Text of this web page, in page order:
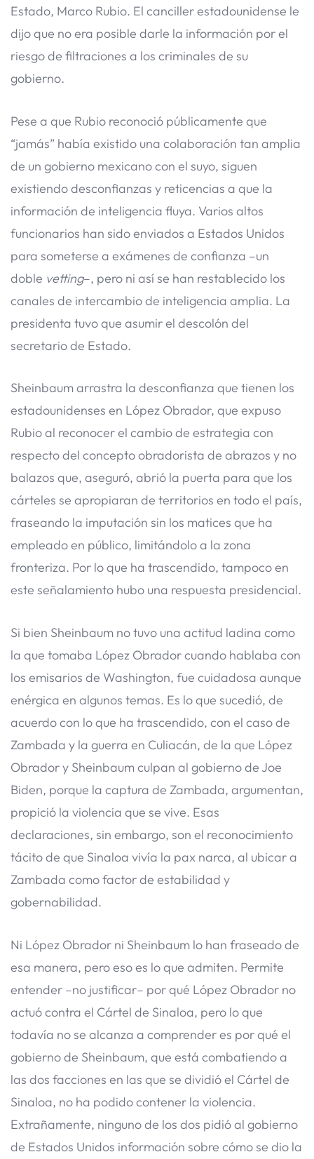
Estado, Marco Rubio. El canciller estadounidense le
dijo que no era posible darle la información por el
riesgo de filtraciones a los criminales de su
gobierno.
Pese a que Rubio reconoció públicamente que
“jamás” había existido una colaboración tan amplia
de un gobierno mexicano con el suyo, siguen
existiendo desconfianzas y reticencias a que la
información de inteligencia fluya. Varios altos
funcionarios han sido enviados a Estados Unidos
para someterse a exámenes de confianza –un
doble vetting–, pero ni así se han restablecido los
canales de intercambio de inteligencia amplia. La
presidenta tuvo que asumir el descolón del
secretario de Estado.
Sheinbaum arrastra la desconfianza que tienen los
estadounidenses en López Obrador, que expuso
Rubio al reconocer el cambio de estrategia con
respecto del concepto obradorista de abrazos y no
balazos que, aseguró, abrió la puerta para que los
cárteles se apropiaran de territorios en todo el país,
fraseando la imputación sin los matices que ha
empleado en público, limitándolo a la zona
fronteriza. Por lo que ha trascendido, tampoco en
este señalamiento hubo una respuesta presidencial.
Si bien Sheinbaum no tuvo una actitud ladina como
la que tomaba López Obrador cuando hablaba con
los emisarios de Washington, fue cuidadosa aunque
enérgica en algunos temas. Es lo que sucedió, de
acuerdo con lo que ha trascendido, con el caso de
Zambada y la guerra en Culiacán, de la que López
Obrador y Sheinbaum culpan al gobierno de Joe
Biden, porque la captura de Zambada, argumentan,
propició la violencia que se vive. Esas
declaraciones, sin embargo, son el reconocimiento
tácito de que Sinaloa vivía la pax narca, al ubicar a
Zambada como factor de estabilidad y
gobernabilidad.
Ni López Obrador ni Sheinbaum lo han fraseado de
esa manera, pero eso es lo que admiten. Permite
entender –no justificar– por qué López Obrador no
actuó contra el Cártel de Sinaloa, pero lo que
todavía no se alcanza a comprender es por qué el
gobierno de Sheinbaum, que está combatiendo a
las dos facciones en las que se dividió el Cártel de
Sinaloa, no ha podido contener la violencia.
Extrañamente, ninguno de los dos pidió al gobierno
de Estados Unidos información sobre cómo se dio la